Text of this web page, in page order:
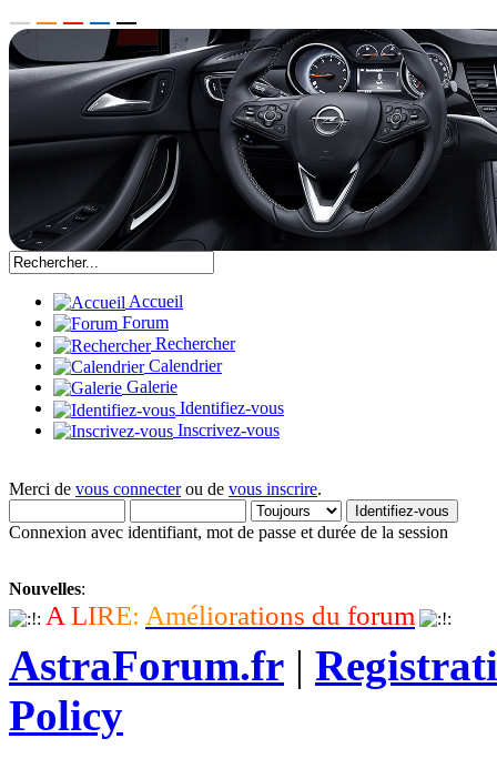
Accueil
Forum
Rechercher
Calendrier
Galerie
Identifiez-vous
Inscrivez-vous
Merci de vous connecterou de vous inscrire.
Connexion avec identifiant, mot de passe et durée de la session
Nouvelles:
A LIRE: Améliorations du forum
AstraForum.fr |
Policy